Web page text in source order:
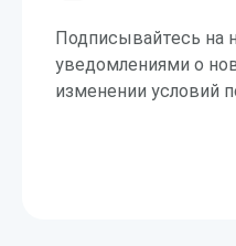
Подписывайтесь на
уведомлениями о
изменении условий